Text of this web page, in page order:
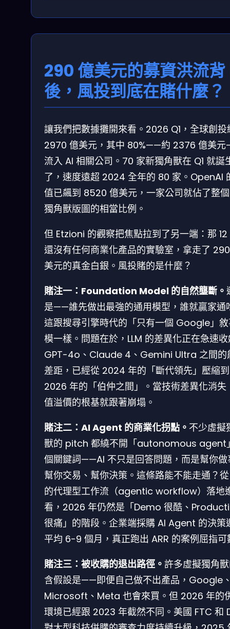
290 億美元的募資洪流背
後，風投到底在賭什麼？
讓我們把數據攤開來看。2026 Q1，全球創投
2970 億美元，其中 80%——約 2376 億美
流入 AI 相關公司。70 家新獨角獸在 Q1 就誕
了，速度遠超 2024 全年的 80 家。OpenAI
值已飆到 8520 億美元，一家公司就佔了整
獨角獸版圖的相當比例。
但 Etzioni 的觀察把焦點拉到了另一端：那 12
還沒有任何商業化產品的實驗室，拿走了
美元的真金白銀。風投賭的是什麼？
賭注一：Foundation Model 的自然壟斷。
是——誰先做出最強的通用模型，誰就贏家通
這跟搜尋引擎時代的「只有一個 Google」
模一樣。問題在於，LLM 的差異化正在急速
GPT-4o、Claude 4、Gemini Ultra 之間的
差距，已經從 2024 年的「斷代領先」壓縮到
2026 年的「伯仲之間」。當技術差異化消失
值溢價的根基就跟著崩塌。
賭注二：AI Agent 的商業化拐點。 不少虛擬
獸的 pitch 都繞不開「autonomous agent
個關鍵詞——AI 不只是回答問題，而是幫你做
幫你交易、幫你決策。這條路能不能走通？
的代理型工作流（agentic workflow）落地
看，2026 年仍然是「Demo 很酷、
很痛」的階段。企業端採購 AI Agent 的決策
平均 6-9 個月，真正跑出 ARR 的案例屈指可
賭注三：被收購的退出路徑。 許多虛擬獨角
含假設是——即便自己做不出產品，Google
Microsoft、Meta 也會來買。但 2026 年的
環境已經跟 2023 年截然不同。美國 FTC 和